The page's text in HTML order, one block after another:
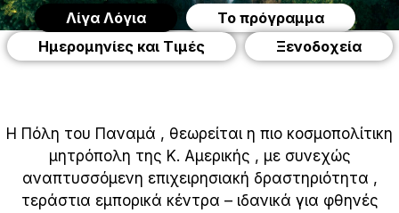
Λίγα Λόγια
Το πρόγραμμα
Ημερομηνίες και Τιμές
Ξενοδοχεία
Η Πόλη του Παναμά , θεωρείται η πιο κοσμοπολίτικη
μητρόπολη της Κ. Αμερικής , με συνεχώς
αναπτυσσόμενη επιχειρησιακή δραστηριότητα ,
τεράστια εμπορικά κέντρα – ιδανικά για φθηνές